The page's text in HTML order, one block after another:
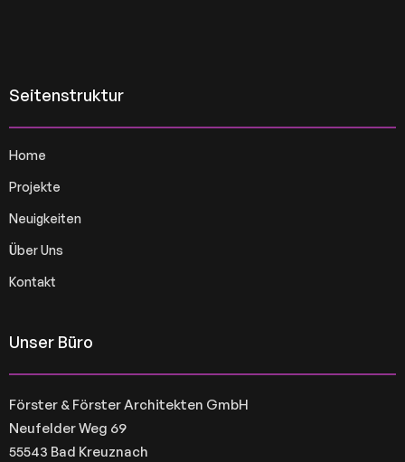
Seitenstruktur
Home
Projekte
Neuigkeiten
Über Uns
Kontakt
Unser Büro
Förster & Förster Architekten GmbH
Neufelder Weg 69
55543 Bad Kreuznach